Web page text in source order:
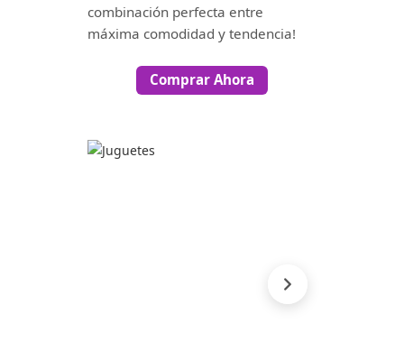
combinación perfecta entre
máxima comodidad y tendencia!
Comprar Ahora